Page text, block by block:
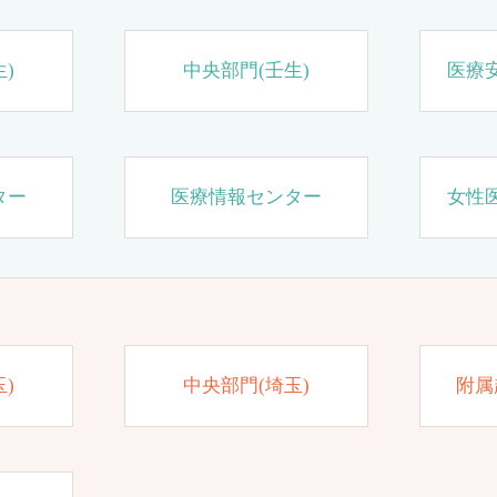
) 中央部門(壬生) 医療
ー 医療情報センター 女性
) 中央部門(埼玉) 附